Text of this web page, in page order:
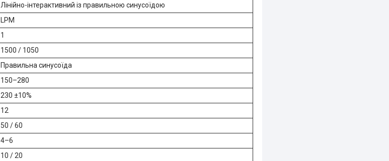
Лінійно-інтерактивний із правильною синусоїдою
LPM
1
1500 / 1050
Правильна синусоїда
150–280
230 ±10%
12
50 / 60
4–6
10 / 20